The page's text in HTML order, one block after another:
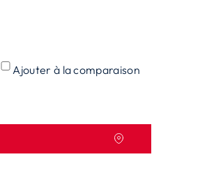
Ajouter à la comparaison